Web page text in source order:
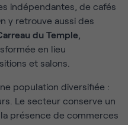
indépendantes, de cafés
y retrouve aussi des
du Temple,
en lieu
et salons.
population diversifiée :
Le secteur conserve un
présence de commerces